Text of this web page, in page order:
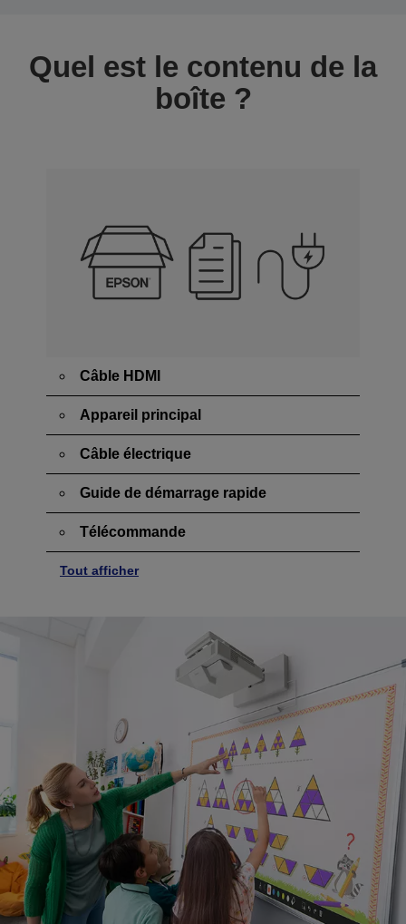
Quel est le contenu de la
boîte ?
Câble HDMI
Appareil principal
Câble électrique
Guide de démarrage rapide
Télécommande
Tout afficher